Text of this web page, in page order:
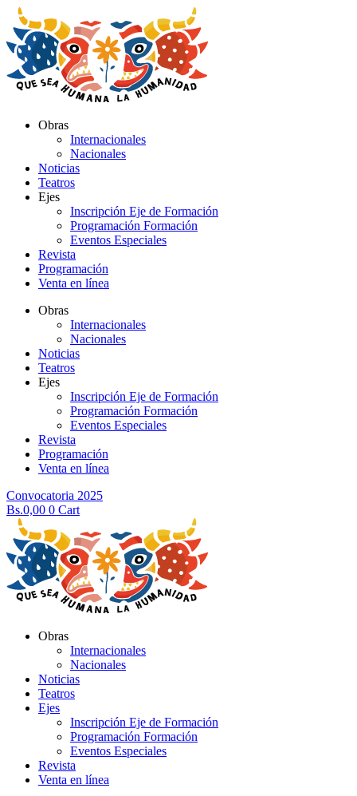
al
contenido
Obras
Internacionales
Nacionales
Noticias
Teatros
Ejes
Inscripción Eje de Formación
Programación Formación
Eventos Especiales
Revista
Programación
Venta en línea
Obras
Internacionales
Nacionales
Noticias
Teatros
Ejes
Inscripción Eje de Formación
Programación Formación
Eventos Especiales
Revista
Programación
Venta en línea
Convocatoria 2025
Bs.0,00 0 Cart
Obras
Internacionales
Nacionales
Noticias
Teatros
Ejes
Inscripción Eje de Formación
Programación Formación
Eventos Especiales
Revista
Venta en línea